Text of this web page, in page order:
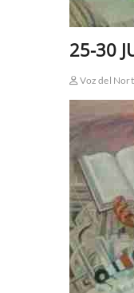
25-30
Voz del